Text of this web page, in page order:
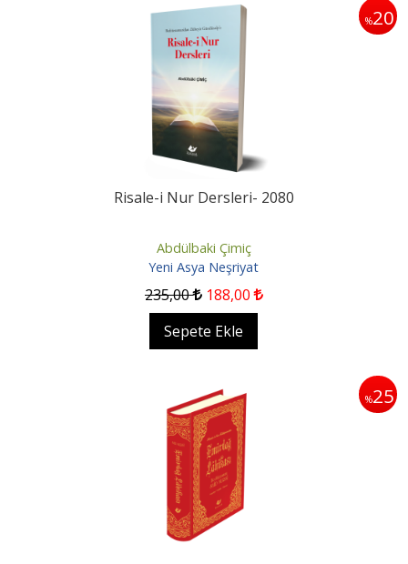
%20
Risale-i Nur Dersleri- 2080
Abdülbaki Çimiç
Yeni Asya Neşriyat
235,00 188,00
Sepete Ekle
%25